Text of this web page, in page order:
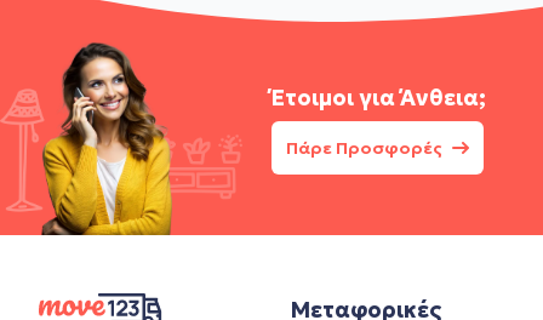
Έτοιμοι γιαΆνθεια;
Πάρε Προσφορές
Μεταφορικές